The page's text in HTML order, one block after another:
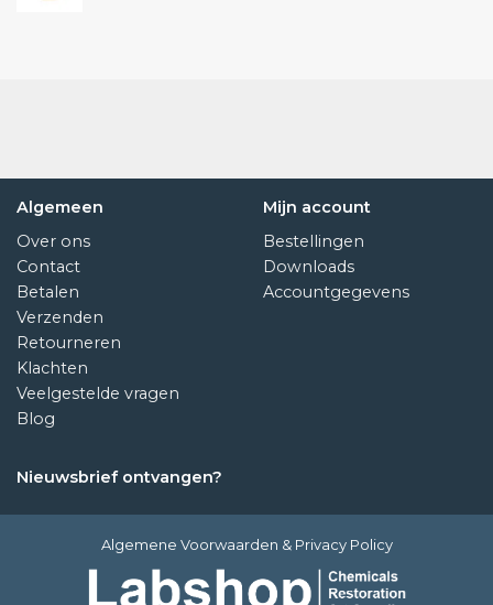
Algemeen
Over ons
Contact
Betalen
Verzenden
Retourneren
Klachten
Veelgestelde vragen
Blog
Mijn account
Bestellingen
Downloads
Accountgegevens
Nieuwsbrief ontvangen?
Algemene Voorwaarden & Privacy Policy